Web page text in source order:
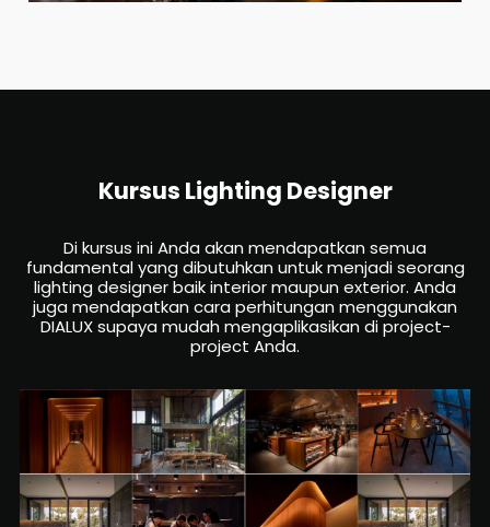
Kursus Lighting Designer
Di kursus ini Anda akan mendapatkan semua
fundamental yang dibutuhkan untuk menjadi seorang
lighting designer baik interior maupun exterior. Anda
juga mendapatkan cara perhitungan menggunakan
DIALUX supaya mudah mengaplikasikan di project-
project Anda.